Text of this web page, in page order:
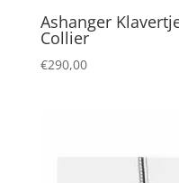
Ashanger
Collier
€290,00